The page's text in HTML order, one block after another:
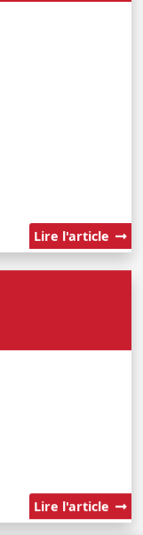
Lire l'article
Lire l'article